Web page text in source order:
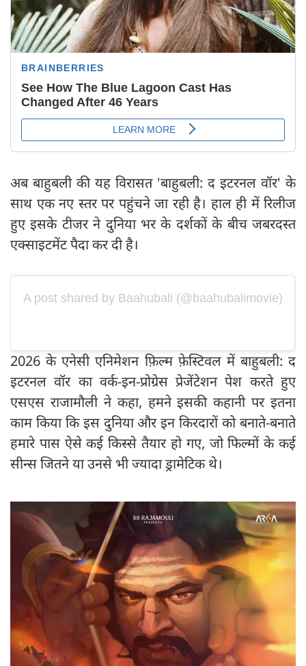
अब बाहुबली की यह विरासत 'बाहुबली: द इटरनल वॉर' के
साथ एक नए स्तर पर पहुंचने जा रही है। हाल ही में रिलीज
हुए इसके टीजर ने दुनिया भर के दर्शकों के बीच जबरदस्त
एक्साइटमेंट पैदा कर दी है।
A post shared by Baahubali (@baahubalimovie)
2026 के एनेसी एनिमेशन फ़िल्म फ़ेस्टिवल में बाहुबली: द
इटरनल वॉर का वर्क-इन-प्रोग्रेस प्रेजेंटेशन पेश करते हुए
एसएस राजामौली ने कहा, हमने इसकी कहानी पर इतना
काम किया कि इस दुनिया और इन किरदारों को बनाते-बनाते
हमारे पास ऐसे कई किस्से तैयार हो गए, जो फिल्मों के कई
सीन्स जितने या उनसे भी ज्यादा ड्रामेटिक थे।